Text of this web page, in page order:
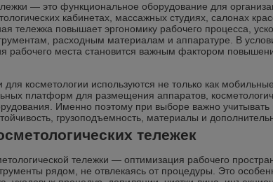
— это функциональное оборудование для
кабинетах, массажных студиях, салонах
тележка повышает эргономику рабочего процесса,
расходным материалам и аппаратуре. В
рабочего места становится важным фактором
косметологии используются не только как
платформ для размещения аппаратов,
Именно поэтому при выборе важно
грузоподъемность, материалы и
тележек
тележки — оптимизация рабочего
рядом, не отвлекаясь от процедуры. Это